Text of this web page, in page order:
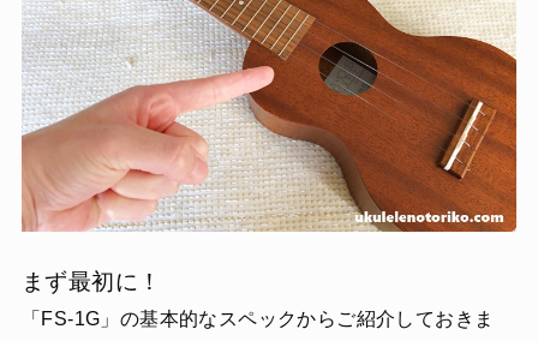
まず最初に！
「FS-1G」の基本的なスペックからご紹介しておきま